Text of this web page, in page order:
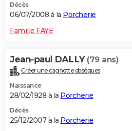
Décès
06/07/2008 à la Porcherie
Famille FAYE
Jean-paul DALLY (79 ans)
Créer une cagnotte obsèques
Naissance
28/02/1928 à la Porcherie
Décès
25/12/2007 à la Porcherie